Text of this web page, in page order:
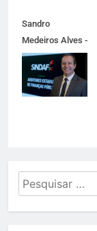
Sandro
Medeiros Alves -
Presidente do
Sindaf-SC
Pesquisar
por: